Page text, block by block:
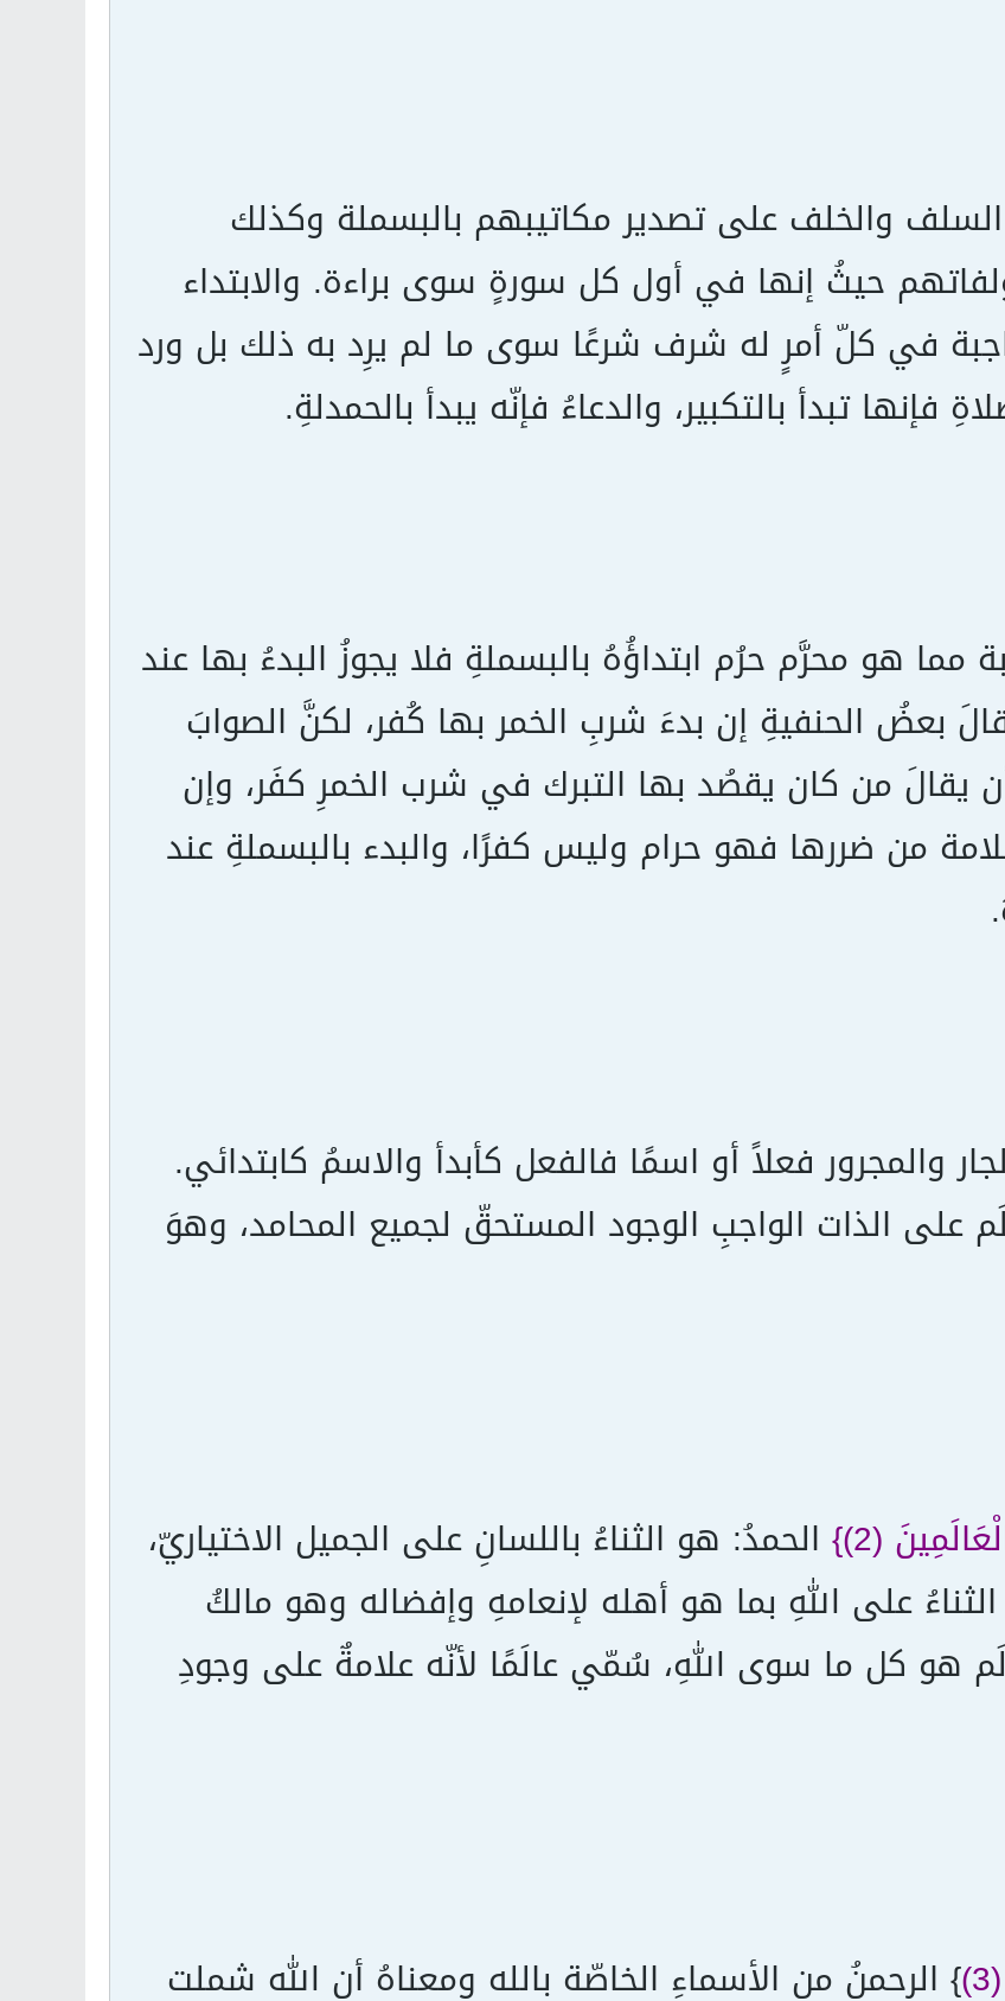
والخلف على تصدير مكاتيبهم بالبسملة وكذلك
حيثُ إنها في أول كل سورةٍ سوى براءة. والابتداء
في كلّ أمرٍ له شرف شرعًا سوى ما لم يرِد به ذلك بل ورد
فإنها تبدأ بالتكبير، والدعاءُ فإنّه يبدأ بالحمدلةِ.
مما هو محرَّم حرُم ابتداؤُهُ بالبسملةِ فلا يجوزُ البدءُ بها عند
بعضُ الحنفيةِ إن بدءَ شربِ الخمر بها كُفر، لكنَّ الصوابَ
يقالَ من كان يقصُد بها التبرك في شرب الخمرِ كفَر، وإن
من ضررها فهو حرام وليس كفرًا، والبدء بالبسملةِ عند
والمجرور فعلاً أو اسمًا فالفعل كأبدأ والاسمُ كابتدائي.
على الذات الواجبِ الوجود المستحقّ لجميع المحامد، وهوَ
(2)}
الحمدُ: هو الثناءُ باللسانِ على الجميل الاختياريّ،
على اللهِ بما هو أهله لإنعامهِ وإفضاله وهو مالكُ
هو كل ما سوى اللهِ، سُمّي عالَمًا لأنّه علامةٌ على وجودِ
} الرحمنُ من الأسماءِ الخاصّة بالله ومعناهُ أن الله شملت